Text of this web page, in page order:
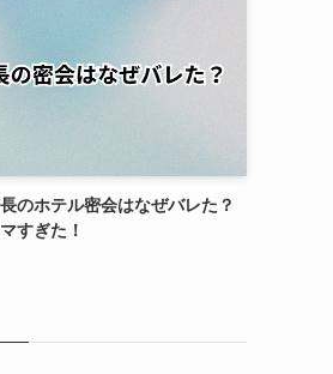
のホテル密会はなぜバレた？
すぎた！